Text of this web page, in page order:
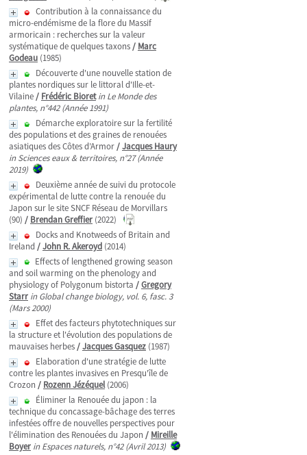
Contribution à la connaissance du
micro-endémisme de la flore du Massif
armoricain : recherches sur la valeur
systématique de quelques taxons/ Marc
Godeau (1985)
Découverte d'une nouvelle station de
plantes nordiques sur le littoral d'Ille-et-
Vilaine/ Frédéric Bioret in Le Monde des
plantes, n°442 (Année 1991)
Démarche exploratoire sur la fertilité
des populations et des graines de renouées
asiatiques des Côtes d’Armor/Jacques Haury
in Sciences eaux & territoires, n°27 (Année
2019)
Deuxième année de suivi du protocole
expérimental de lutte contre la renouée du
Japon sur le site SNCF Réseau de Morvillars
(90) / Brendan Greffier (2022)
Docks and Knotweeds of Britain and
Ireland /John R. Akeroyd (2014)
Effects of lengthened growing season
and soil warming on the phenology and
physiology of Polygonum bistorta /Gregory
Starr in Global change biology, vol. 6, fasc. 3
(Mars 2000)
Effet des facteurs phytotechniques sur
la structure et l'évolution des populations de
mauvaises herbes/Jacques Gasquez (1987)
Elaboration d'une stratégie de lutte
contre les plantes invasives en Presqu'île de
Crozon / Rozenn Jézéquel(2006)
Éliminer la Renouée du japon : la
technique du concassage-bâchage des terres
infestées offre de nouvelles perspectives pour
l'élimination des Renouées du Japon / Mireille
Boyer in Espaces naturels, n°42 (Avril 2013)